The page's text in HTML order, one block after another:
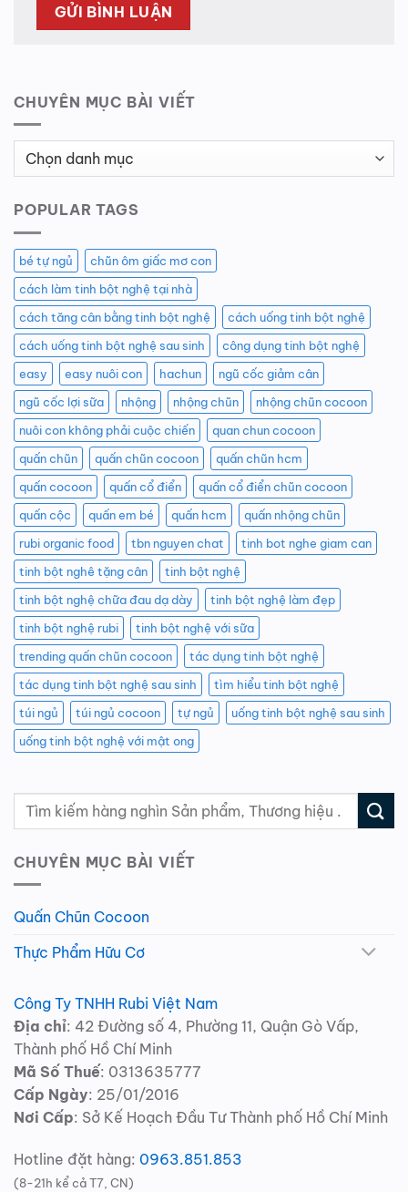
CHUYÊN MỤC BÀI VIẾT
Chuyên
Viết
POPULAR TAGS
bé tự ngủ
chũn ôm giấc mơ con
cách làm tinh bột nghệ tại nhà
cách tăng cân bằng tinh bột nghệ
cách uống tinh bột nghệ
cách uống tinh bột nghệ sau sinh
công dụng tinh bột nghệ
easy
easy nuôi con hachun
ngũ cốc giảm cân
ngũ cốc lợi sữa
nhộng nhộng chũn
nhộng chũn cocoon
nuôi con không phải cuộc chiến
quan chun cocoon
quấn chũn
quấn chũn cocoon
quấn chũn hcm
quấn cocoon
quấn cổ điển
quấn cổ điển chũn cocoon
quấn cộc
quấn em bé quấn hcm
quấn nhộng chũn
rubi organic food
tbn nguyen chat
tinh bot nghe giam can
tinh bột nghê tặng cân
tinh bột nghệ
tinh bột nghệ chữa đau dạ dày
tinh bột nghệ làm đẹp
tinh bột nghệ rubi
tinh bột nghệ với sữa
trending quấn chũn cocoon
tác dụng tinh bột nghệ
tác dụng tinh bột nghệ sau sinh
tìm hiểu tinh bột nghệ
túi ngủ
túi ngủ cocoon tự ngủ
uống tinh bột nghệ sau sinh
uống tinh bột nghệ với mật ong
CHUYÊN MỤC BÀI VIẾT
Quấn Chũn Cocoon
Thực Phẩm Hữu Cơ
Công Ty TNHH Rubi Việt Nam
Địa chỉ: 42 Đường số 4, Phường 11, Quận Gò Vấp,
Thành phố Hồ Chí Minh
Mã Số Thuế: 0313635777
Cấp Ngày: 25/01/2016
Nơi Cấp: Sở Kế Hoạch Đầu Tư Thành phố Hồ Chí Minh
Hotline đặt hàng: 0963.851.853
(8-21h kể cả T7, CN)